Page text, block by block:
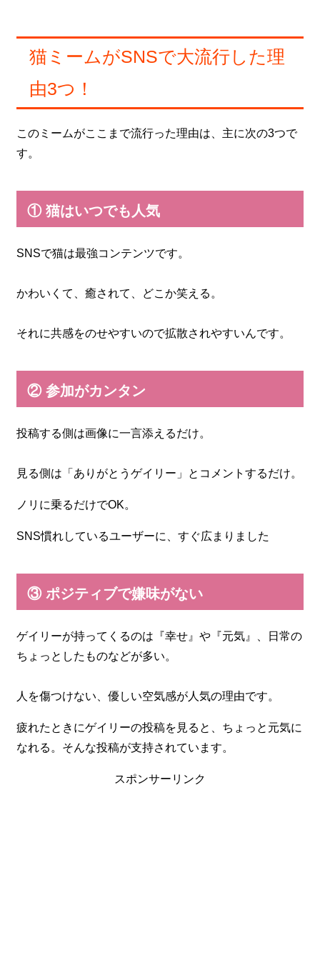
猫ミームがSNSで大流行した理
由3つ！
このミームがここまで流行った理由は、主に次の3つで
す。
① 猫はいつでも人気
SNSで猫は最強コンテンツです。
かわいくて、癒されて、どこか笑える。
それに共感をのせやすいので拡散されやすいんです。
② 参加がカンタン
投稿する側は画像に一言添えるだけ。
見る側は「ありがとうゲイリー」とコメントするだけ。
ノリに乗るだけでOK。
SNS慣れしているユーザーに、すぐ広まりました
③ ポジティブで嫌味がない
ゲイリーが持ってくるのは『幸せ』や『元気』、日常の
ちょっとしたものなどが多い。
人を傷つけない、優しい空気感が人気の理由です。
疲れたときにゲイリーの投稿を見ると、ちょっと元気に
なれる。そんな投稿が支持されています。
スポンサーリンク